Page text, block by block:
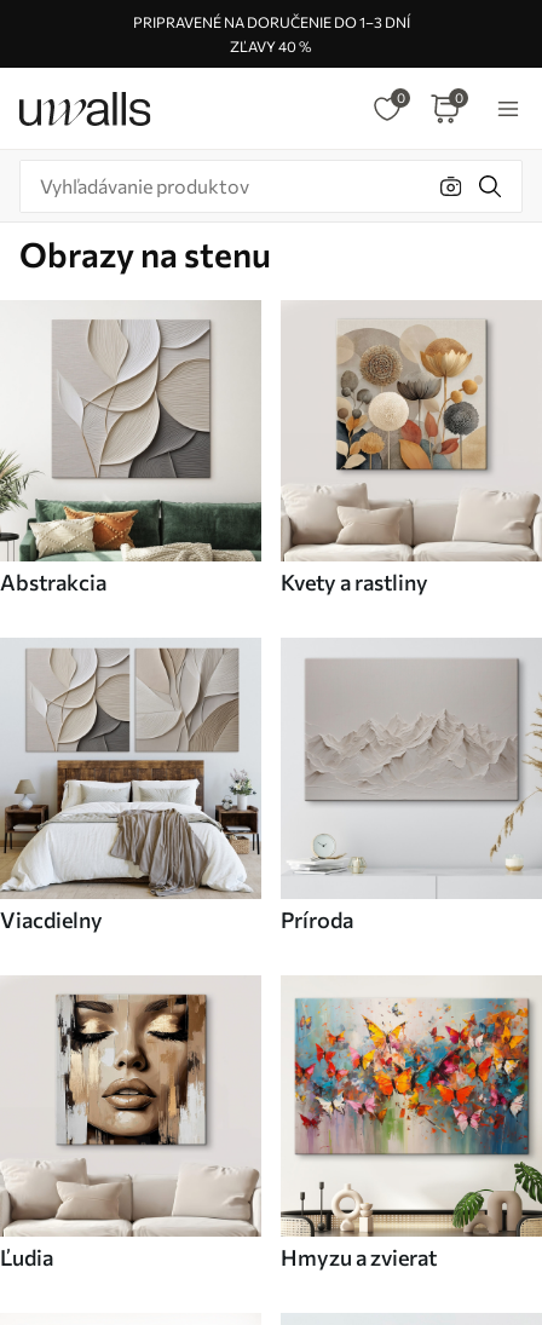
PRIPRAVENÉ NA DORUČENIE DO 1–3 DNÍ
ZĽAVY 40 %
0 0
Obrazy na stenu
Abstrakcia Kvety a rastliny
Viacdielny Príroda
Ľudia Hmyzu a zvierat